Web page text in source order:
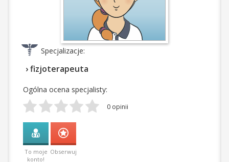
Specjalizacje:
› fizjoterapeuta
Ogólna ocena specjalisty:
0 opinii
To moje
konto!
Obserwuj